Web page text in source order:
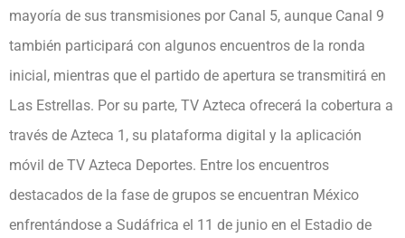
mayoría de sus transmisiones por Canal 5, aunque Canal 9
también participará con algunos encuentros de la ronda
inicial, mientras que el partido de apertura se transmitirá en
Las Estrellas. Por su parte, TV Azteca ofrecerá la cobertura a
través de Azteca 1, su plataforma digital y la aplicación
móvil de TV Azteca Deportes. Entre los encuentros
destacados de la fase de grupos se encuentran México
enfrentándose a Sudáfrica el 11 de junio en el Estadio de